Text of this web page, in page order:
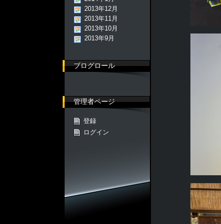
2013年12月
2013年11月
2013年10月
2013年9月
ブログロール
管理者ページ
登録
ログイン